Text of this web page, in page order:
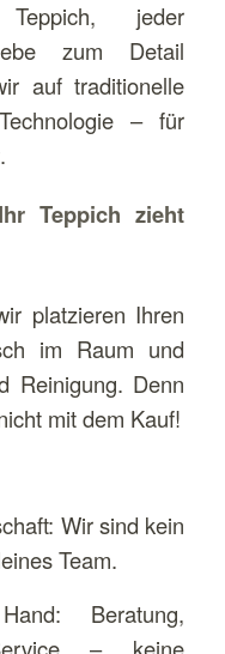
Teppich, jeder
zum Detail
auf traditionelle
– für
Teppich zieht
platzieren Ihren
im Raum und
Reinigung. Denn
mit dem Kauf!
Wir sind kein
Team.
Beratung,
– keine